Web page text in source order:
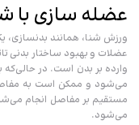
عضله سازی با
ورزش شنا، همانند بدنسازی،
عضلات و بهبود ساختار بدنی
وارده بر بدن است. در حالی‌که
می‌شود و ممکن است به
مستقیم بر مفاصل انجام
می‌شود.